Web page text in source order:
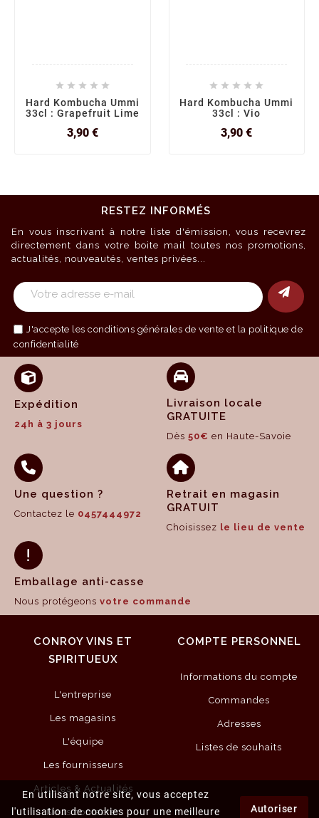
En utilisant notre site, vous acceptez
l'utilisation de cookies pour une meilleure
Autoriser
    
Hard Kombucha Ummi
33cl : Grapefruit Lime
3,90 €Prix
    
Hard Kombucha Ummi
33cl : Vio
3,90 €Prix
RESTEZ INFORMÉS
En vous inscrivant à notre liste d'émission, vous recevrez
directement dans votre boite mail toutes nos promotions,
actualités, nouveautés, ventes privées...
J'accepte les conditions générales de vente et la politique de
confidentialité
Expédition
24h à 3 jours
Livraison locale
GRATUITE
Dès 50€ en Haute-Savoie
Une question ?
Contactez le 0457444972
Retrait en magasin
GRATUIT
Choisissez le lieu de vente
Emballage anti-casse
Nous protégeons votre commande
CONROY VINS ET
SPIRITUEUX
L'entreprise
Les magasins
L'équipe
Les fournisseurs
Articles & Actualités
Nous contacter
COMPTE PERSONNEL
Informations du compte
Commandes
Adresses
Listes de souhaits